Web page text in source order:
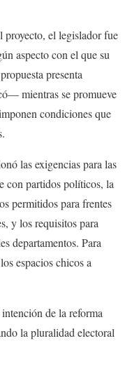
proyecto, el legislador fue
aspecto con el que su
presenta
mientras se promueve
condiciones que
las exigencias para las
con partidos políticos, la
permitidos para frentes
y los requisitos para
departamentos. Para
espacios chicos a
de la reforma
la pluralidad electoral